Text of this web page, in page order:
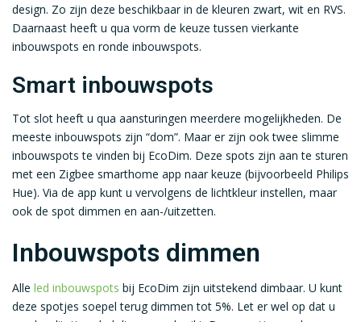
design. Zo zijn deze beschikbaar in de kleuren zwart, wit en RVS.
Daarnaast heeft u qua vorm de keuze tussen vierkante
inbouwspots en ronde inbouwspots.
Smart inbouwspots
Tot slot heeft u qua aansturingen meerdere mogelijkheden. De
meeste inbouwspots zijn “dom”. Maar er zijn ook twee slimme
inbouwspots te vinden bij EcoDim. Deze spots zijn aan te sturen
met een Zigbee smarthome app naar keuze (bijvoorbeeld Philips
Hue). Via de app kunt u vervolgens de lichtkleur instellen, maar
ook de spot dimmen en aan-/uitzetten.
Inbouwspots dimmen
Alle led inbouwspots bij EcoDim zijn uitstekend dimbaar. U kunt
deze spotjes soepel terug dimmen tot 5%. Let er wel op dat u